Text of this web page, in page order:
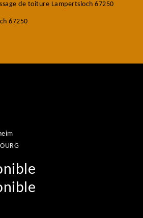
de toiture Lampertsloch 67250
67250